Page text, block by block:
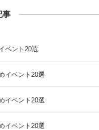
事
ベント20選
イベント20選
イベント20選
イベント20選